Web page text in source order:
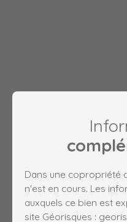
Dans une copropriété
n'est en cours. Les
auxquels ce bien est
site Géorisques :